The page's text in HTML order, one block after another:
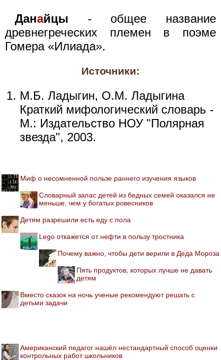
Данайцы - общее название
древнегреческих племен в поэме
Гомера «Илиада».
Источники:
М.Б. Ладыгин, О.М. Ладыгина
Краткий мифологический словарь -
М.: Издательство НОУ "Полярная
звезда", 2003.
Миф о несомненной пользе раннего изучения языков
Словарный запас детей из бедных семей оказался не
меньше, чем у богатых ровесников
Детям разрешили есть еду с пола
Lego откажется от нефти в пользу тростника
Почему важно, чтобы дети верили в Деда Мороза
Пять продуктов, которых лучше не давать
детям
Вместо сказок на ночь ученые рекомендуют решать с
детьми задачи
Американский педагог нашёл нестандартный способ оценки
контрольных работ школьников